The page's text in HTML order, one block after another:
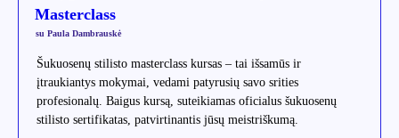
Masterclass
su Paula Dambrauskė
Šukuosenų stilisto masterclass kursas – tai išsamūs ir
įtraukiantys mokymai, vedami patyrusių savo srities
profesionalų. Baigus kursą, suteikiamas oficialus šukuosenų
stilisto sertifikatas, patvirtinantis jūsų meistriškumą.